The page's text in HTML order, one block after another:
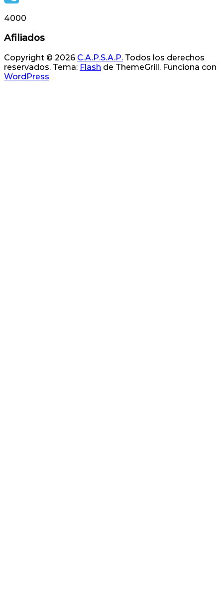
4000
Afiliados
Copyright © 2026 C.A.P.S.A.P. Todos los derechos
reservados. Tema: Flash de ThemeGrill. Funciona con
WordPress